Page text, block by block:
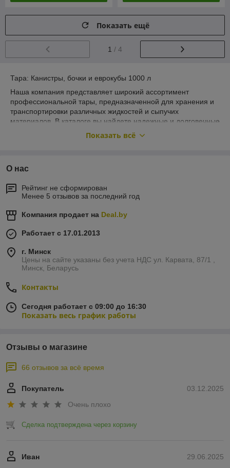
Показать ещё
1 / 4
Тара: Канистры, бочки и еврокубы 1000 л
Наша компания представляет широкий ассортимент
профессиональной тары, предназначенной для хранения и
транспортировки различных жидкостей и сыпучих
материалов. В каталоге вы найдете надежные и долговечные
решения — канистры, бочки и еврокубы объемом 1000
литров, которые идеально подходят для предприятий,
Основные преимущества:
Качество и надежность: Все ёмкости изготовлены из
прочных, стойких к воздействию химикатов
долговечность эксплуатации.
Универсальность: Подходят для хранения
химикатов и масел до пищевых продуктов и воды.
Стандартизация: Еврокубы и бочки соответствуют
международным стандартам и стандартам
безопасности.
удобные крышки и ручки облегчают работу с тарой.
Многофункциональность: Возможность
Канистры различного объема для компактного
Бочки и еврокубы объемом 1000 л для больших
объемов, в том числе с крепежами для промышленных
Аксессуары и комплектующие для удобства
Показать всё
О нас
Рейтинг не сформирован
Менее 5 отзывов за последний год
Компания продает на Deal.by
Работает с 17.01.2013
г. Минск
Цены на сайте указаны без учета НДС ул. Карвата, 87/1 ,
Минск, Беларусь
Контакты
Сегодня работает с 09:00 до 16:30
Показать весь график работы
Отзывы о магазине
66 отзывов за всё время
03.12.2025
Покупатель
Очень плохо
Сделка подтверждена через корзину
29.06.2025
Иван